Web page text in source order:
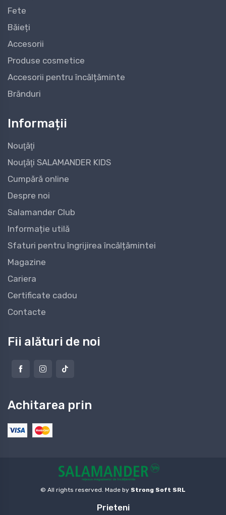
Fete
Băieți
Accesorii
Produse cosmetice
Accesorii pentru încălțăminte
Brănduri
Informații
Nouţăţi
Nouţăţi SALAMANDER KIDS
Cumpără online
Despre noi
Salamander Club
Informație utilă
Sfaturi pentru îngrijirea încălțămintei
Magazine
Cariera
Certificate cadou
Contacte
Fii alături de noi
Achitarea prin
© All rights reserved. Made by Strong Soft SRL
Prieteni